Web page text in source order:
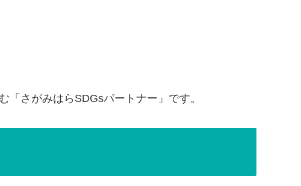
さがみはらSDGsパートナー」です。